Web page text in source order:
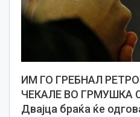
ИМ ГО ГРЕБНАЛ
ЧЕКАЛЕ ВО ГРМУШКА
Двајца браќа ќе